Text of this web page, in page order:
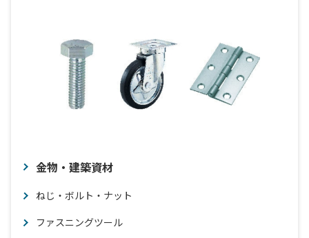
金物・建築資材
ねじ・ボルト・ナット
ファスニングツール